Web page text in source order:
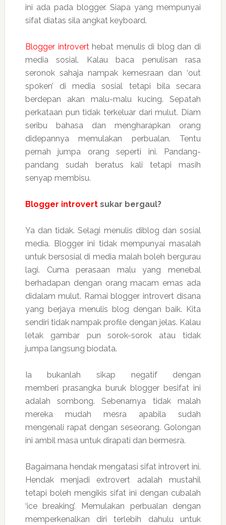
ini ada pada blogger. Siapa yang mempunyai
sifat diatas sila angkat keyboard.
Blogger introverthebat menulis di blog dan di
media sosial. Kalau baca penulisan rasa
seronok sahaja nampak kemesraan dan ‘out
spoken’ di media sosial tetapi bila secara
berdepan akan malu-malu kucing. Sepatah
perkataan pun tidak terkeluar dari mulut. Diam
seribu bahasa dan mengharapkan orang
didepannya memulakan perbualan. Tentu
pernah jumpa orang seperti ini. Pandang-
pandang sudah beratus kali tetapi masih
senyap membisu.
Blogger introvertsukar bergaul?
Ya dan tidak. Selagi menulis diblog dan sosial
media. Blogger ini tidak mempunyai masalah
untuk bersosial di media malah boleh bergurau
lagi. Cuma perasaan malu yang menebal
berhadapan dengan orang macam emas ada
didalam mulut. Ramai blogger introvert disana
yang berjaya menulis blog dengan baik. Kita
sendiri tidak nampak profile dengan jelas. Kalau
letak gambar pun sorok-sorok atau tidak
jumpa langsung biodata.
Ia bukanlah sikap negatif dengan
memberi prasangka buruk blogger besifat ini
adalah sombong. Sebenarnya tidak malah
mereka mudah mesra apabila sudah
mengenali rapat dengan seseorang. Golongan
ini ambil masa untuk dirapati dan bermesra.
Bagaimana hendak mengatasi sifat introvert ini.
Hendak menjadi extrovert adalah mustahil
tetapi boleh mengikis sifat ini dengan cubalah
‘ice breaking’. Memulakan perbualan dengan
memperkenalkan diri terlebih dahulu untuk